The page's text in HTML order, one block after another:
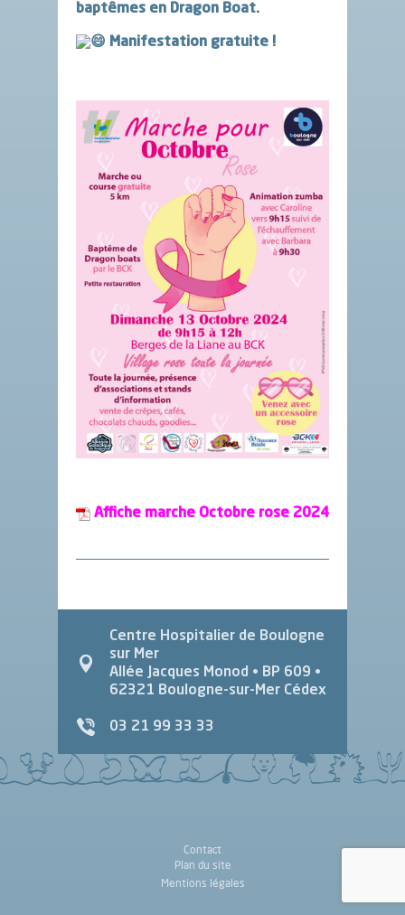
baptêmes en Dragon Boat.
Manifestation gratuite !
Affiche marche Octobre rose 2024
Centre Hospitalier de Boulogne
sur Mer
Allée Jacques Monod • BP 609 •
62321 Boulogne-sur-Mer Cédex
03 21 99 33 33
Contact
Plan du site
Mentions légales